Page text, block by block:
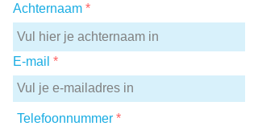
Achternaam
E-mail
Telefoonnummer